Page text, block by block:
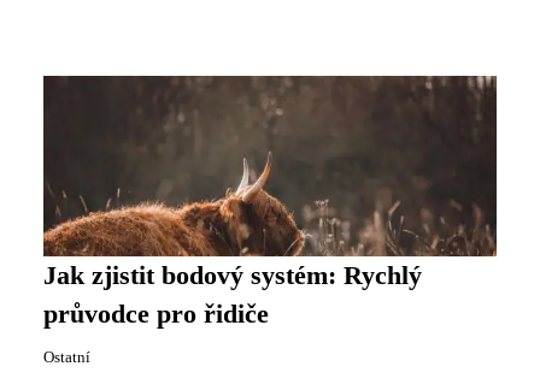
Jak zjistit bodový systém: Rychlý
průvodce pro řidiče
Ostatní